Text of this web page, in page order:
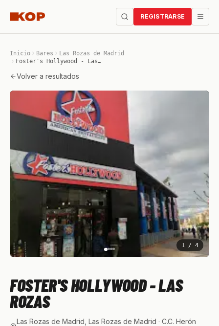
REGISTRARSE
Inicio Bares
Las Rozas de Madrid
Foster's Hollywood - Las Rozas
Volver a resultados
1 / 4
FOSTER'S HOLLYWOOD - LAS
ROZAS
Las Rozas de Madrid, Las Rozas de Madrid · C.C. Herón